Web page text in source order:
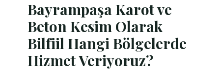
Bayrampaşa Karot ve
Beton Kesim Olarak
Bilfiil Hangi Bölgelerde
Hizmet Veriyoruz?